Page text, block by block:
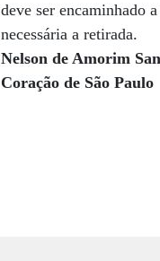
deve ser encaminhado
necessária a retirada.
Nelson de Amorim
Coração de São Paulo